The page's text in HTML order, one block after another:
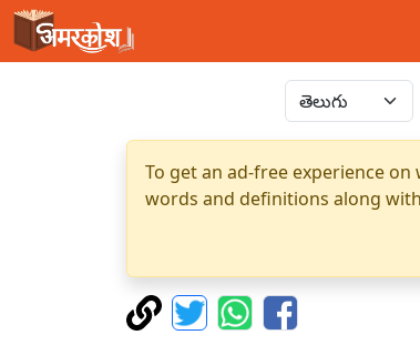
To get an ad-free experience
words and definitions along